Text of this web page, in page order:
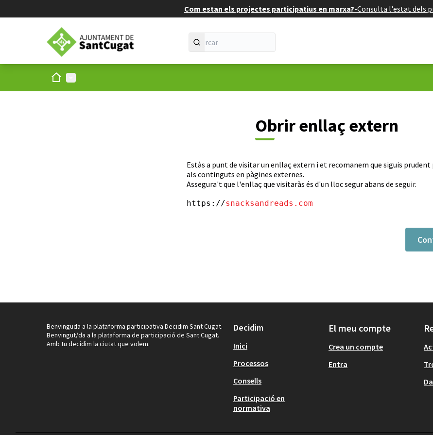
Com estan els projectes participatius en marxa?-Consulta l'estat dels
Inici Menú principal
Obrir enllaç extern
Estàs a punt de visitar un enllaç extern i et recomanem que siguis prudent
als continguts en pàgines externes.
Assegura't que l'enllaç que visitaràs és d'un lloc segur abans de seguir.
https://snacksandreads.com
Benvinguda a la plataforma participativa Decidim Sant Cugat.
Benvingut/da a la plataforma de participació de Sant Cugat.
Amb tu decidim la ciutat que volem.
Decidim
Inici
Processos
Consells
Participació en
normativa
El meu compte
Crea un compte
Entra